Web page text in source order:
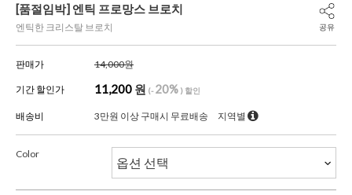
[품절임박] 엔틱 프로망스 브로치
엔틱한 크리스탈 브로치 공유
판매가 14,000원
기간 할인가 11,200 원 (-20% ) 할인
배송비 3만원 이상 구매시 무료배송 지역별
Color